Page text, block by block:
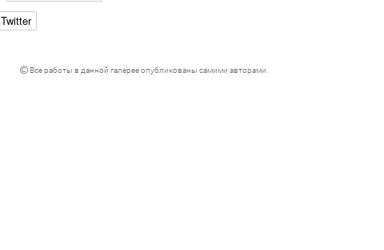
Twitter
Все работы в данной галерее опубликованы самими авторами.